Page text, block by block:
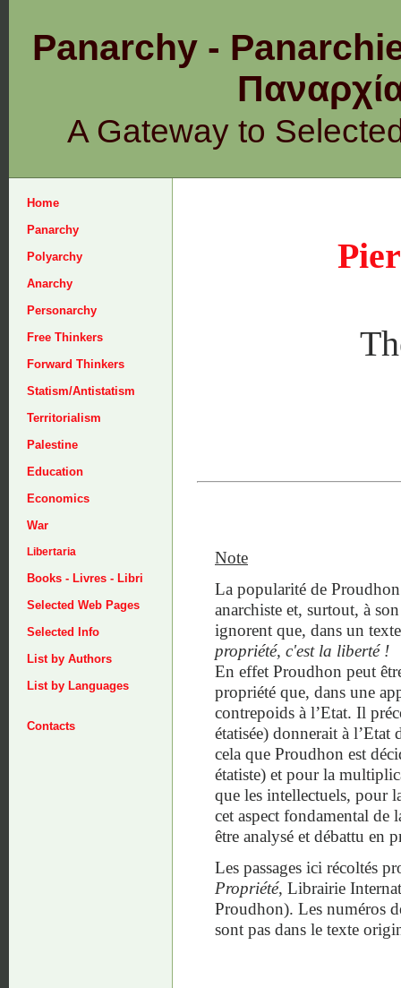
Panarchy -
A Gateway to
Home
Panarchy
Polyarchy
Anarchy
Personarchy
Free Thinkers
Forward Thinkers
Statism/Antistatism
Territorialism
Palestine
Education
Economics
War
Libertaria
Books - Livres - Libri
Selected Web Pages
Selected Info
List by Authors
List by Languages
Contacts
Note
La popularité de
anarchiste et, surtout, à
ignorent que, dans un
propriété, c'est la liberté !
En effet Proudhon peut
propriété que, dans une
contrepoids à l’Etat. Il
étatisée) donnerait à
cela que Proudhon est
étatiste) et pour la
que les intellectuels, pour
cet aspect fondamental de
être analysé et débattu en
Les passages ici récoltés
Propriété, Librairie
Proudhon). Les numéros
sont pas dans le texte